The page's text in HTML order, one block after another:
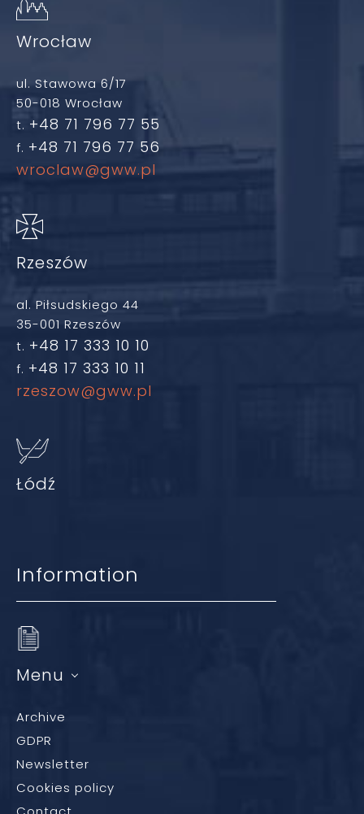
Wrocław
ul. Stawowa 6/17
50-018 Wrocław
t. +48 71 796 77 55
f. +48 71 796 77 56
wroclaw@gww.pl
Rzeszów
al. Piłsudskiego 44
35-001 Rzeszów
t. +48 17 333 10 10
f. +48 17 333 10 11
rzeszow@gww.pl
Łódź
Information
Menu
Archive
GDPR
Newsletter
Cookies policy